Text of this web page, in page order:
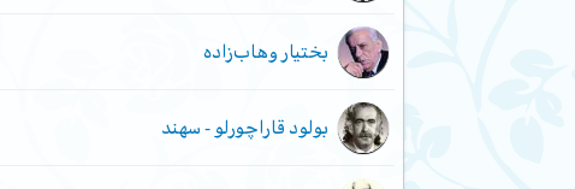
بختیار وهاب‌زاده
بولود قاراچورلو - سهند